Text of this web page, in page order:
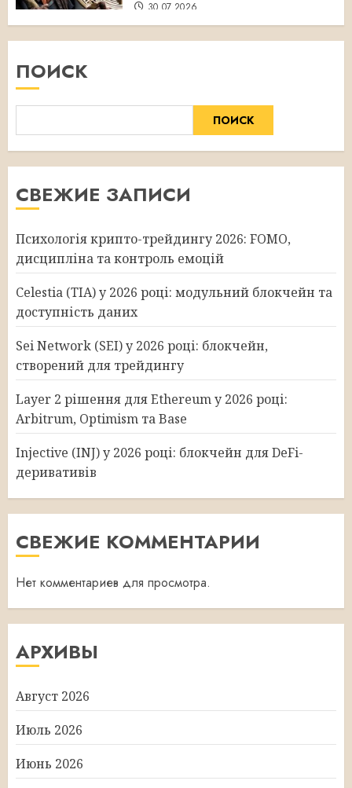
30.07.2026
ПОИСК
ПОИСК
СВЕЖИЕ ЗАПИСИ
Психологія крипто-трейдингу 2026: FOMO,
дисципліна та контроль емоцій
Celestia (TIA) у 2026 році: модульний блокчейн та
доступність даних
Sei Network (SEI) у 2026 році: блокчейн,
створений для трейдингу
Layer 2 рішення для Ethereum у 2026 році:
Arbitrum, Optimism та Base
Injective (INJ) у 2026 році: блокчейн для DeFi-
деривативів
СВЕЖИЕ КОММЕНТАРИИ
Нет комментариев для просмотра.
АРХИВЫ
Август 2026
Июль 2026
Июнь 2026